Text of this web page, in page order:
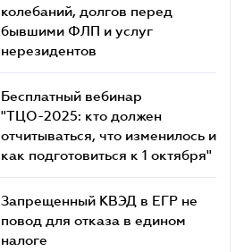
колебаний, долгов перед
бывшими ФЛП и услуг
нерезидентов
Бесплатный вебинар
"ТЦО-2025: кто должен
отчитываться, что изменилось и
как подготовиться к 1 октября"
Запрещенный КВЭД в ЕГР не
повод для отказа в едином
налоге